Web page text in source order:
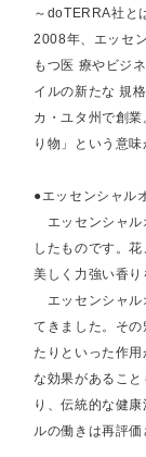
～doTERRA社と
2008年、エッセ
もつ医 療やビジ
イルの新たな 規
カ・ユタ州で創
り物」という意味
●エッセンシャル
エッセンシャル
したものです。
美しく力強い香り
エッセンシャル
てきました。そ
たりといった作
な効果があるこ
り、伝統的な健
ルの働きは再評価